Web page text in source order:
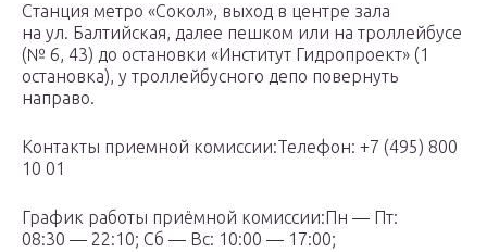
Станция метро «Сокол», выход в центре зала
на ул. Балтийская, далее пешком или на троллейбусе
(№ 6, 43) до остановки «Институт Гидропроект» (1
остановка), у троллейбусного депо повернуть
направо.
Контакты приемной комиссии:Телефон: +7 (495) 800
10 01
График работы приёмной комиссии:Пн — Пт:
08:30 — 22:10; Сб — Вс: 10:00 — 17:00;